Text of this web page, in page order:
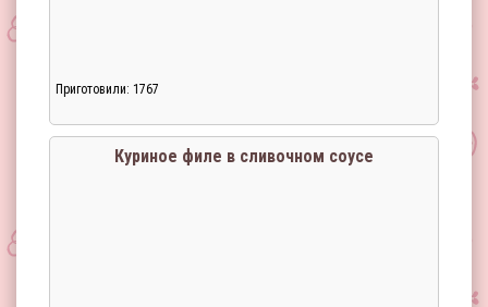
Приготовили: 1767
Куриное филе в сливочном соусе